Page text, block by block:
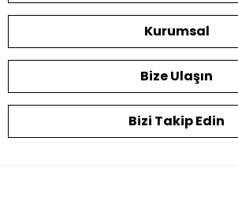
Kurumsal
Bize Ulaşın
Bizi Takip Edin